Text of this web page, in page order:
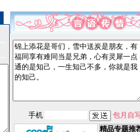
手机 包月自
精品专题推